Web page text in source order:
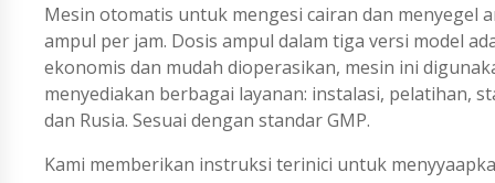
Mesin otomatis untuk mengesi cairan dan menyegel
ampul per jam. Dosis ampul dalam tiga versi model
ekonomis dan mudah dioperasikan, mesin ini
menyediakan berbagai layanan: instalasi, pelatihan,
dan Rusia. Sesuai dengan standar GMP.
Kami memberikan instruksi terinici untuk